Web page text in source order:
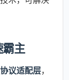
主
议适配层，